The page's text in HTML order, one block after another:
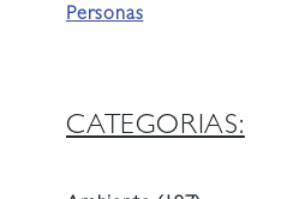
Personas
CATEGORIAS: